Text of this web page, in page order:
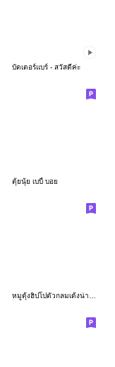
บัตเตอร์แบร์ - สวัสดีค่ะ
ตุ้ยนุ้ย เบบี้ บอย
หมูดุ้งฮิปโปตัวกลมเด้งน่ารัก